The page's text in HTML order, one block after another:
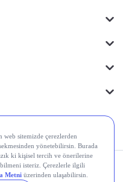
Yasal
Çerez